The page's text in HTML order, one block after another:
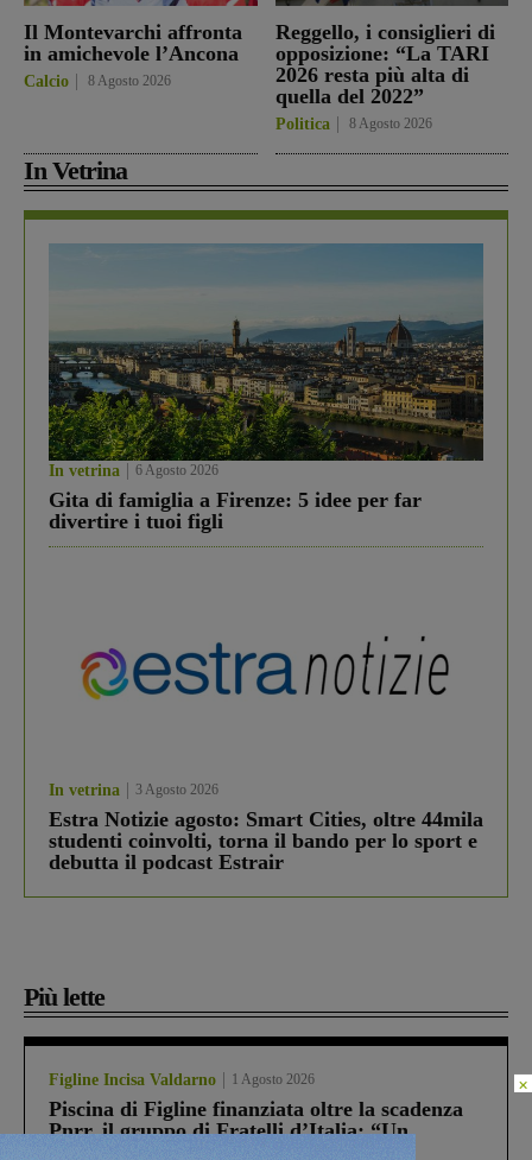
Il Montevarchi affronta
in amichevole l’Ancona
Calcio 8 Agosto 2026
Reggello, i consiglieri di
opposizione: “La TARI
2026 resta più alta di
quella del 2022”
Politica 8 Agosto 2026
In Vetrina
In vetrina 6 Agosto 2026
Gita di famiglia a Firenze: 5 idee per far
divertire i tuoi figli
In vetrina 3 Agosto 2026
Estra Notizie agosto: Smart Cities, oltre 44mila
studenti coinvolti, torna il bando per lo sport e
debutta il podcast Estrair
Più lette
Figline Incisa Valdarno 1 Agosto 2026
Piscina di Figline finanziata oltre la scadenza
Pnrr, il gruppo di Fratelli d’Italia: “Un
×